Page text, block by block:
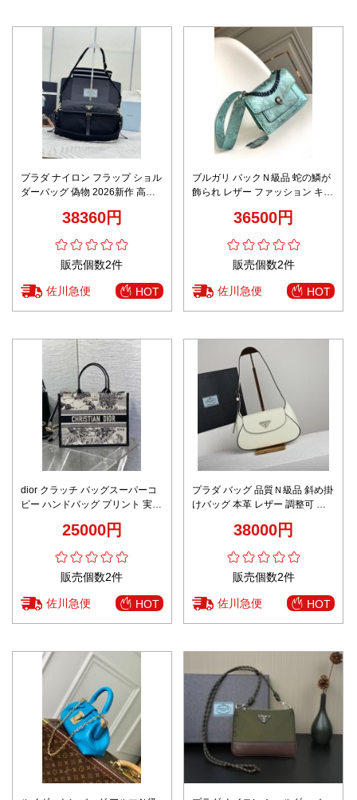
プラダ ナイロン フラップ ショル
ダーバッグ 偽物 2026新作 高再
38360円
販売個数2件
佐川急便 HOT
ブルガリ バックＮ級品 蛇の鱗が
飾られ レザー ファッション キラ
36500円
販売個数2件
佐川急便 HOT
dior クラッチ バッグスーパーコ
ピー ハンドバッグ プリント 実用
25000円
販売個数2件
佐川急便 HOT
プラダ バッグ 品質Ｎ級品 斜め掛
けバッグ 本革 レザー 調整可 シ
38000円
販売個数2件
佐川急便 HOT